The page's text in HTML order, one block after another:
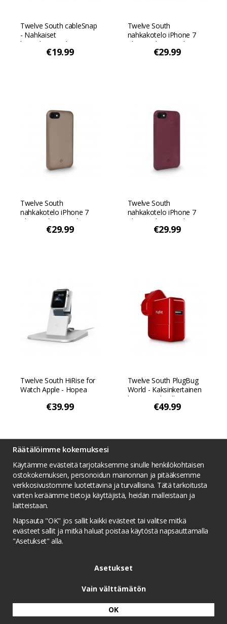
Twelve South cableSnap
- Nahkaiset
kaapelijärjestelmät -
€19.99
Twelve South
nahkakotelo iPhone 7
Plus & iPhone 8 Plus -
puhelimille - Musta
€29.99
Twelve South
nahkakotelo iPhone 7
Plus & iPhone 8 Plus -
puhelimille - Lämmin
€29.99
Twelve South
nahkakotelo iPhone 7
Plus & iPhone 8 Plus -
puhelimille - Marsala
€29.99
Twelve South HiRise for
Watch Apple - Hopea
€39.99
Twelve South PlugBug
World - Kaksinkertainen
laturi maailmalle
€49.99
surfacePad iPhone 6/6s
foliokotelo - Camel
Räätälöimme kokemuksesi
Käytämme evästeitä tarjotaksemme sinulle henkilökohtaisen
ostokokemuksen, personoidun mainonnan ja pitääksemme
verkkosivustomme luotettavina ja turvallisina. Tätä tarkoitusta
varten keräämme tietoja käyttäjistä, heidän malleistaan ​​ja
laitteistaan.
Napsauta "OK" jos sallit kaikki evästeet tai valitse mitkä
evästeet sallit ja mitkä haluat poistaa käytöstä napsauttamalla
"Asetukset" alla.
Asetukset
Vain välttämätön
OK